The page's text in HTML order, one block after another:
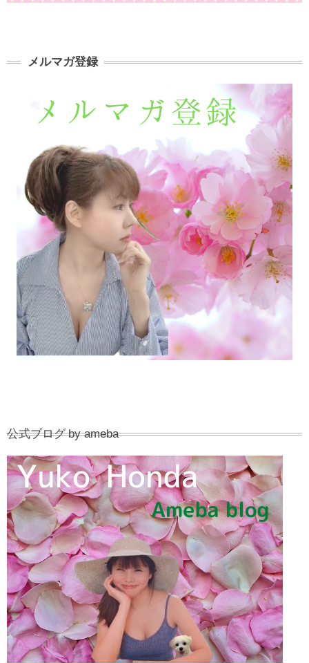
メルマガ登録
公式ブログ by ameba